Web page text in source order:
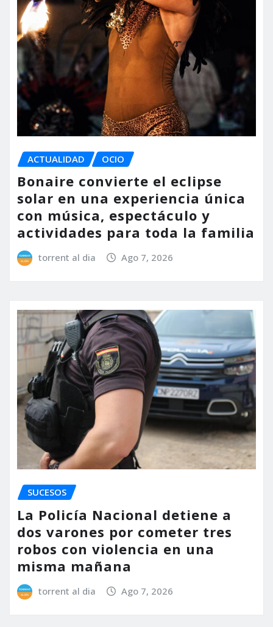
ACTUALIDAD OCIO
Bonaire convierte el eclipse
solar en una experiencia única
con música, espectáculo y
actividades para toda la familia
torrent al dia Ago 7, 2026
SUCESOS
La Policía Nacional detiene a
dos varones por cometer tres
robos con violencia en una
misma mañana
torrent al dia Ago 7, 2026